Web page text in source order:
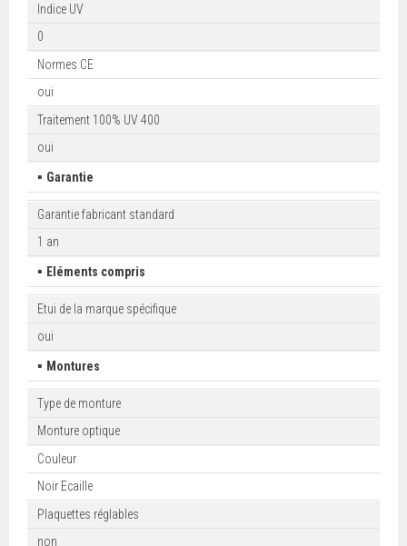
Indice UV
0
Normes CE
oui
Traitement 100% UV 400
oui
▪ Garantie
Garantie fabricant standard
1 an
▪ Eléments compris
Etui de la marque spécifique
oui
▪ Montures
Type de monture
Monture optique
Couleur
Noir Ecaille
Plaquettes réglables
non